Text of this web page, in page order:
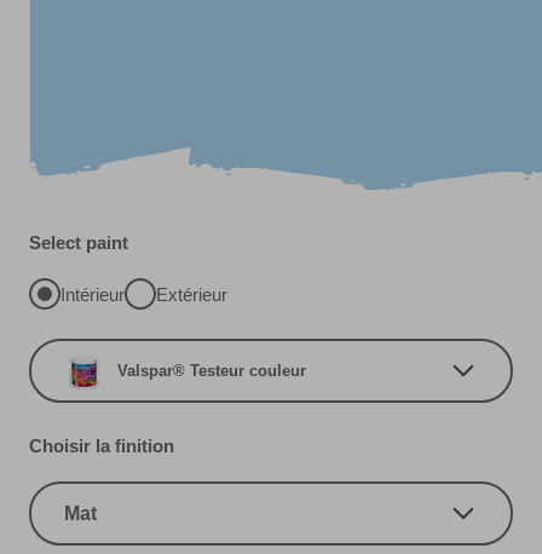
Select paint
Intérieur Extérieur
Valspar® Testeur couleur
Choisir la finition
Mat